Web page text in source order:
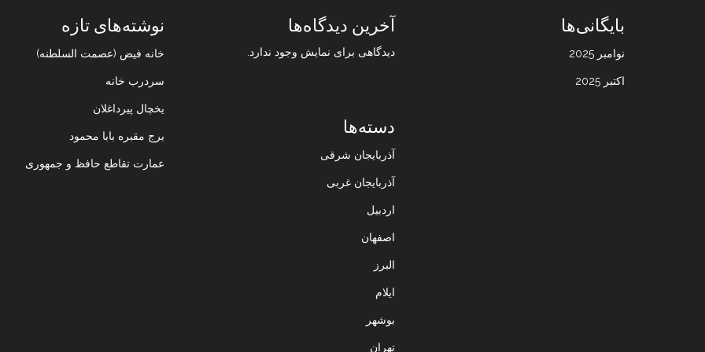
نوشته‌های تازه
خانه فیض (عصمت السلطنه)
سردرب خانه
یخچال پیرداغلان
برج مقبره بابا محمود
عمارت تقاطع حافظ و جمهوری
آخرین دیدگاه‌ها
دیدگاهی برای نمایش وجود ندارد.
بایگانی‌ها
نوامبر 2025
اکتبر 2025
دسته‌ها
آذربایجان شرقی
آذربایجان غربی
اردبیل
اصفهان
البرز
ایلام
بوشهر
تهران